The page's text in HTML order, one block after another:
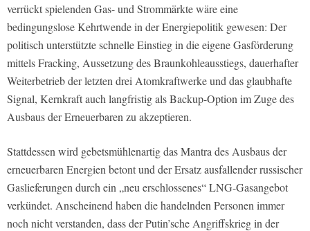
verrückt spielenden Gas- und Strommärkte wäre eine
bedingungslose Kehrtwende in der Energiepolitik gewesen: Der
politisch unterstützte schnelle Einstieg in die eigene Gasförderung
mittels Fracking, Aussetzung des Braunkohleausstiegs, dauerhafter
Weiterbetrieb der letzten drei Atomkraftwerke und das glaubhafte
Signal, Kernkraft auch langfristig als Backup-Option im Zuge des
Ausbaus der Erneuerbaren zu akzeptieren.
Stattdessen wird gebetsmühlenartig das Mantra des Ausbaus der
erneuerbaren Energien betont und der Ersatz ausfallender russischer
Gaslieferungen durch ein „neu erschlossenes“ LNG-Gasangebot
verkündet. Anscheinend haben die handelnden Personen immer
noch nicht verstanden, dass der Putin’sche Angriffskrieg in der